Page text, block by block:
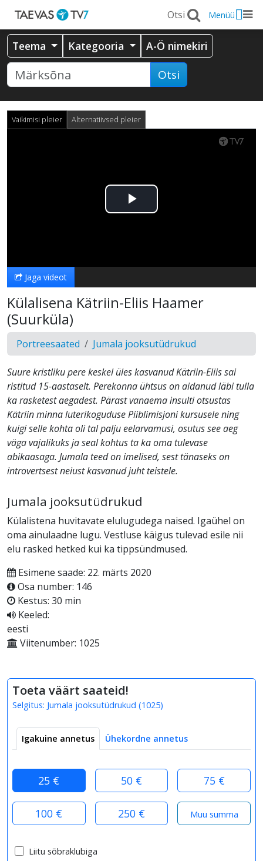
Menüü
Teema Kategooria A-Ö nimekiri
Otsi
Vaikimisi pleier Alternatiivsed pleier
Esita
Jaga videot
Külalisena Kätriin-Eliis Haamer
(Suurküla)
Portreesaated Jumala jooksutüdrukud
Suure kristliku pere keskel üles kasvanud Kätriin-Eliis sai
ristitud 15-aastaselt. Perekonna ühtsus on aidanud läbi tulla
ka rasketest aegadest. Pärast vanaema insulti otsustas
Kätriin minna luterikoguduse Piiblimisjoni kursusele ning
kuigi selle kohta oli tal palju eelarvamusi, osutus see aeg
väga vajalikuks ja seal kohtus ta ka oma tulevase
abikaasaga. Jumala teed on imelised, sest tänaseks on
introvertsest neiust kasvanud juht teistele.
Jumala jooksutüdrukud
Külalistena huvitavate elulugudega naised. Igaühel on
oma ainulaadne lugu. Vestluse käigus tulevad esile nii
elu rasked hetked kui ka tippsündmused.
Esimene saade: 22. märts 2020
Osa number: 146
Kestus: 30 min
Keeled:
eesti
Viitenumber: 1025
Toeta väärt saateid!
Selgitus: Jumala jooksutüdrukud (1025)
Igakuine annetus Ühekordne annetus
25 € 50 € 75 €
100 € 250 €
Liitu sõbraklubiga